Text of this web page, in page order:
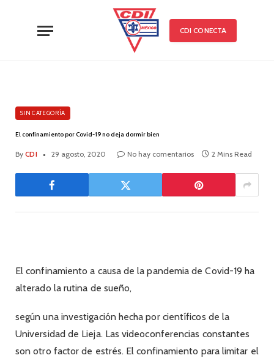
CDI CONECTA
SIN CATEGORÍA
El confinamiento por Covid-19 no deja dormir bien
By CDI 29 agosto, 2020 No hay comentarios 2 Mins Read
El confinamiento a causa de la pandemia de Covid-19 ha
alterado la rutina de sueño,
según una investigación hecha por científicos de la
Universidad de Lieja. Las videoconferencias constantes
son otro factor de estrés. El confinamiento para limitar el